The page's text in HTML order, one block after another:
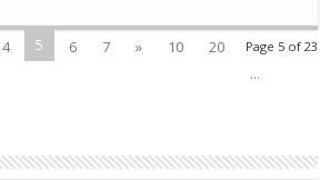
Page 5 of 23
4 5 6 7 » 10
20
...